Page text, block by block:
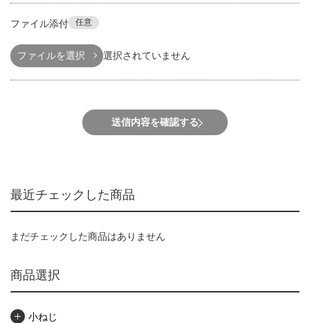
ファイル添付 任意
ファイルを選択 選択されていません
送信内容を確認する
最近チェックした商品
まだチェックした商品はありません
商品選択
小ねじ